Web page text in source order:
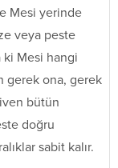
Mesi yerinde
veya peste
Mesi hangi
gerek ona, gerek
bütün
doğru
sabit kalır.